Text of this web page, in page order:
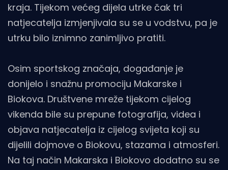
kraja. Tijekom većeg dijela utrke čak tri
natjecatelja izmjenjivala su se u vodstvu, pa je
utrku bilo iznimno zanimljivo pratiti.
Osim sportskog značaja, događanje je
donijelo i snažnu promociju Makarske i
Biokova. Društvene mreže tijekom cijelog
vikenda bile su prepune fotografija, videa i
objava natjecatelja iz cijelog svijeta koji su
dijelili dojmove o Biokovu, stazama i atmosferi.
Na taj način Makarska i Biokovo dodatno su se